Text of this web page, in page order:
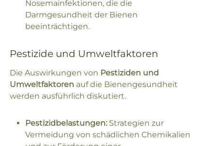
Nosemainfektionen, die die
Darmgesundheit der Bienen
beeinträchtigen.
Pestizide und Umweltfaktoren
Die Auswirkungen von Pestiziden und
Umweltfaktoren auf die Bienengesundheit
werden ausführlich diskutiert.
Pestizidbelastungen: Strategien zur
Vermeidung von schädlichen Chemikalien